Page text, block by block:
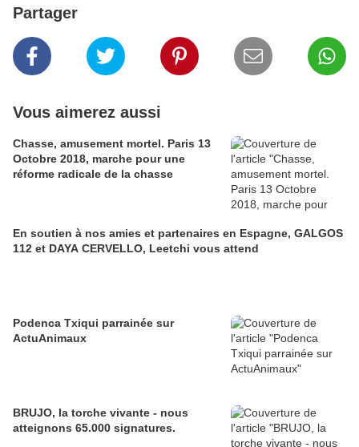
Partager
Vous aimerez aussi
Chasse, amusement mortel. Paris 13
Octobre 2018, marche pour une
réforme radicale de la chasse
En soutien à nos amies et partenaires en Espagne, GALGOS
112 et DAYA CERVELLO, Leetchi vous attend
Podenca Txiqui parrainée sur
ActuAnimaux
BRUJO, la torche vivante - nous
atteignons 65.000 signatures.